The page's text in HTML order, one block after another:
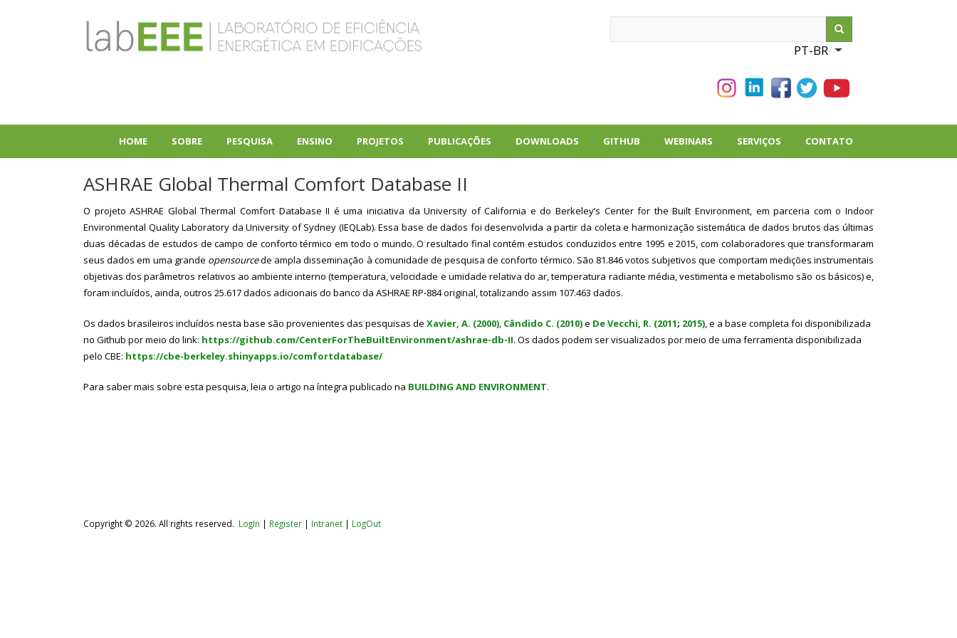
PT-BR
List additional
HOME SOBRE PESQUISA ENSINO PROJETOS PUBLICAÇÕES DOWNLOADS GITHUB WEBINARS SERVIÇOS CONTATO
ASHRAE Global Thermal Comfort Database II
O projeto ASHRAE Global Thermal Comfort Database II é uma iniciativa da University of California e do Berkeley’s Center for the Built Environment, em parceria com o Indoor
Environmental Quality Laboratory da University of Sydney (IEQLab). Essa base de dados foi desenvolvida a partir da coleta e harmonização sistemática de dados brutos das últimas
duas décadas de estudos de campo de conforto térmico em todo o mundo. O resultado final contém estudos conduzidos entre 1995 e 2015, com colaboradores que transformaram
seus dados em uma grande opensourcede ampla disseminação à comunidade de pesquisa de conforto térmico. São 81.846 votos subjetivos que comportam medições instrumentais
objetivas dos parâmetros relativos ao ambiente interno (temperatura, velocidade e umidade relativa do ar, temperatura radiante média, vestimenta e metabolismo são os básicos) e,
foram incluídos, ainda, outros 25.617 dados adicionais do banco da ASHRAE RP-884 original, totalizando assim 107.463 dados.
Os dados brasileiros incluídos nesta base são provenientes das pesquisas de Xavier, A. (2000), Cândido C. (2010)e De Vecchi, R. (2011; 2015), e a base completa foi disponibilizada
no Github por meio do link: https://github.com/CenterForTheBuiltEnvironment/ashrae-db-II. Os dados podem ser visualizados por meio de uma ferramenta disponibilizada
pelo CBE: https://cbe-berkeley.shinyapps.io/comfortdatabase/
Para saber mais sobre esta pesquisa, leia o artigo na íntegra publicado na BUILDING AND ENVIRONMENT.
Copyright © 2026. All rights reserved. LogIn | Register | Intranet | LogOut